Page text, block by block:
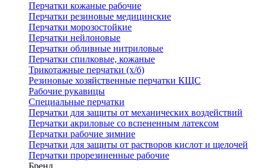
Перчатки кожаные рабочие
Перчатки резиновые медицинские
Перчатки морозостойкие
Перчатки нейлоновые
Перчатки обливные нитриловые
Перчатки спилковые, кожаные
Трикотажные перчатки (х/б)
Резиновые хозяйственные перчатки КЩС
Рабочие рукавицы
Специальные перчатки
Перчатки для защиты от механических воздействий
Перчатки акриловые со вспененным латексом
Перчатки рабочие зимние
Перчатки для защиты от растворов кислот и щелочей
Перчатки прорезиненные рабочие
Бренд